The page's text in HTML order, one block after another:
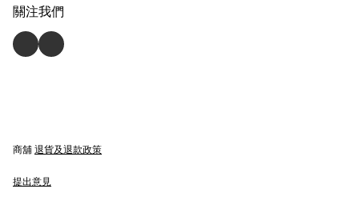
關注我們
商舖 退貨及退款政策
提出意見